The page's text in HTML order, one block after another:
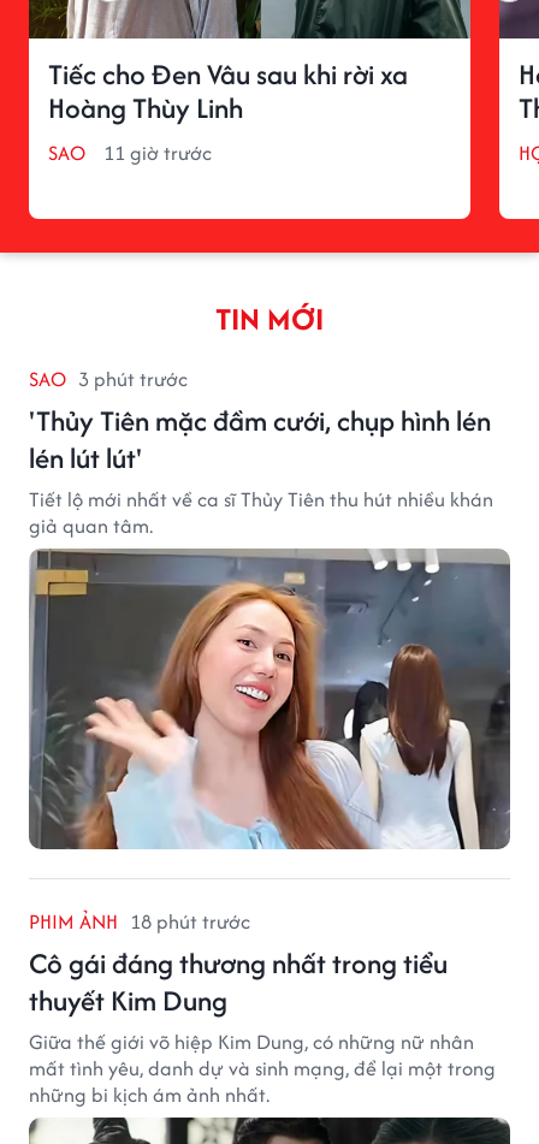
Tiếc cho Đen Vâu sau khi rời xa
Hoàng Thùy Linh
SAO 11 giờ trước
TIN MỚI
SAO 3 phút trước
'Thủy Tiên mặc đầm cưới, chụp hình lén
lén lút lút'
Tiết lộ mới nhất về ca sĩ Thủy Tiên thu hút nhiều khán
giả quan tâm.
PHIM ẢNH 18 phút trước
Cô gái đáng thương nhất trong tiểu
thuyết Kim Dung
Giữa thế giới võ hiệp Kim Dung, có những nữ nhân
mất tình yêu, danh dự và sinh mạng, để lại một trong
những bi kịch ám ảnh nhất.